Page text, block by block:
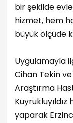
bir şekilde
hizmet, hem
büyük ölçüde
Uygulamayla
Cihan Tekin
Araştırma
yaparak